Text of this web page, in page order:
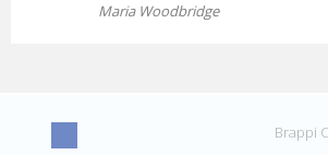
Maria Woodbridge
Brappi